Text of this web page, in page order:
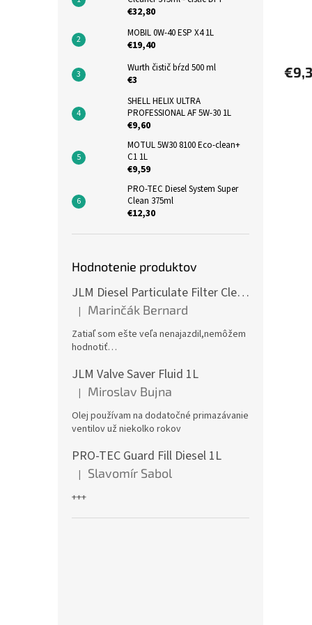
€32,80
MOBIL 0W-40 ESP X4 1L
€19,40
Wurth čistič bŕzd 500 ml
€3
SHELL HELIX ULTRA
PROFESSIONAL AF 5W-30 1L
€9,60
MOTUL 5W30 8100 Eco-clean+
C1 1L
€9,59
PRO-TEC Diesel System Super
Clean 375ml
€12,30
Hodnotenie produktov
JLM Diesel Particulate Filter Cleaner 375ml - čistič DPF
Hodnotenie produktu je 5 z 5 hviezdičiek.
| Marinčák Bernard
Zatiaľ som ešte veľa nenajazdil,nemôžem
hodnotiť…
JLM Valve Saver Fluid 1L
Hodnotenie produktu je 5 z 5 hviezdičiek.
| Miroslav Bujna
Olej používam na dodatočné primazávanie
ventilov už niekolko rokov
PRO-TEC Guard Fill Diesel 1L
Hodnotenie produktu je 5 z 5 hviezdičiek.
| Slavomír Sabol
+++